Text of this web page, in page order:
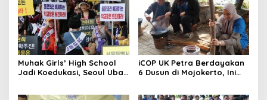
Muhak Girls’ High School
Jadi Koedukasi, Seoul Ubah
iCOP UK Petra Berdayakan
6 Dusun di Mojokerto, Ini